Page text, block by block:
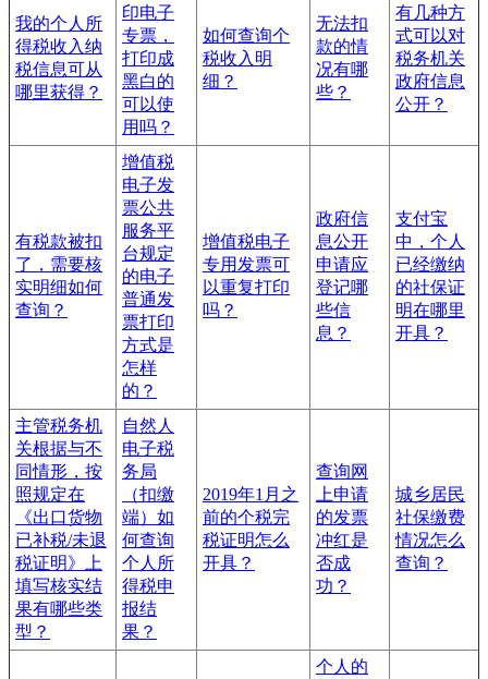
我的个人所
得税收入纳
税信息可从
哪里获得？
印电子
专票，
打印成
黑白的
可以使
用吗？
如何查询个
税收入明
细？
无法扣
款的情
况有哪
些？
有几种方
式可以对
税务机关
政府信息
公开？
有税款被扣
了，需要核
实明细如何
查询？
增值税
电子发
票公共
服务平
台规定
的电子
普通发
票打印
方式是
怎样
的？
增值税电子
专用发票可
以重复打印
吗？
政府信
息公开
申请应
登记哪
些信
息？
支付宝
中，个人
已经缴纳
的社保证
明在哪里
开具？
主管税务机
关根据与不
同情形，按
照规定在
《出口货物
已补税/未退
税证明》上
填写核实结
果有哪些类
型？
自然人
电子税
务局
（扣缴
端）如
何查询
个人所
得税申
报结
果？
2019年1月之
前的个税完
税证明怎么
开具？
查询网
上申请
的发票
冲红是
否成
功？
城乡居民
社保缴费
情况怎么
查询？
个人的